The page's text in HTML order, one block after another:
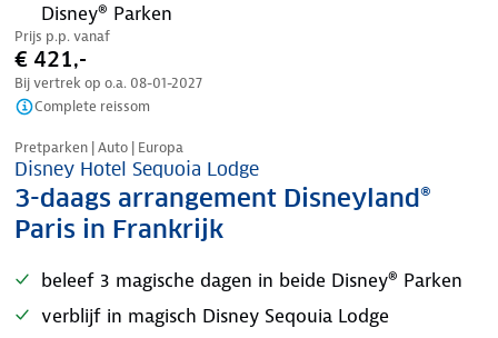
Disney® Parken
Prijs p.p. vanaf
€ 421,-
Bij vertrek op o.a. 08-01-2027
Complete reissom
Pretparken | Auto | Europa
Disney Hotel Sequoia Lodge
3-daags arrangement Disneyland®
Paris in Frankrijk
beleef 3 magische dagen in beide Disney® Parken
verblijf in magisch Disney Seqouia Lodge